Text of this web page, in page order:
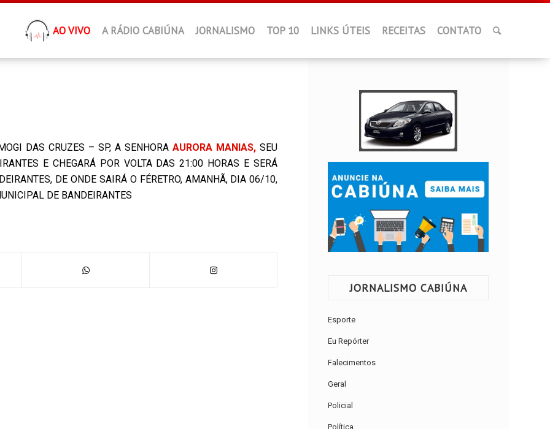
AO VIVO A RÁDIO CABIÚNA JORNALISMO TOP 10 LINKS ÚTEIS RECEITAS CONTATO
DAS CRUZES – SP, A SENHORAAURORA MANIAS,SEU
E CHEGARÁ POR VOLTA DAS 21:00 HORAS E SERÁ
DE ONDE SAIRÁ O FÉRETRO, AMANHÃ, DIA 06/10,
DE BANDEIRANTES
JORNALISMO CABIÚNA
Esporte
Eu Repórter
Falecimentos
Geral
Policial
Política